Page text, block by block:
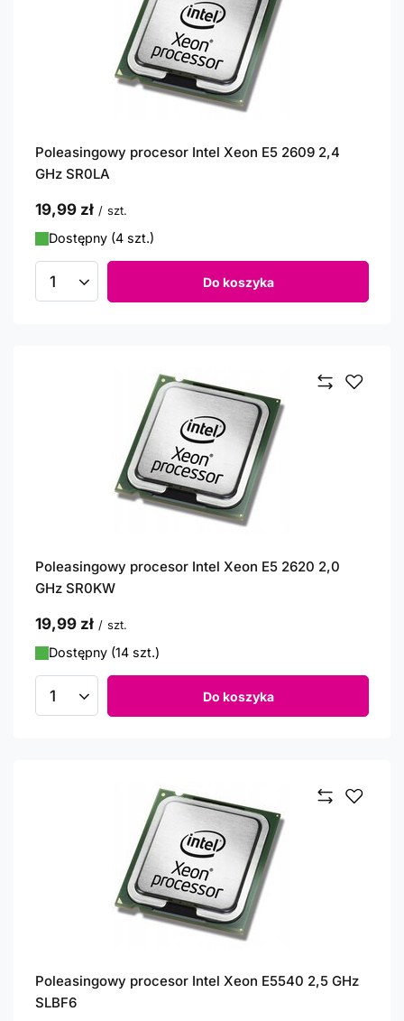
Poleasingowy procesor Intel Xeon E5 2609 2,4
GHz SR0LA
19,99 zł / szt.
Dostępny (4 szt.)
Ilość produktów Do koszyka
Poleasingowy procesor Intel Xeon E5 2620 2,0
GHz SR0KW
19,99 zł / szt.
Dostępny (14 szt.)
Ilość produktów Do koszyka
Poleasingowy procesor Intel Xeon E5540 2,5 GHz
SLBF6